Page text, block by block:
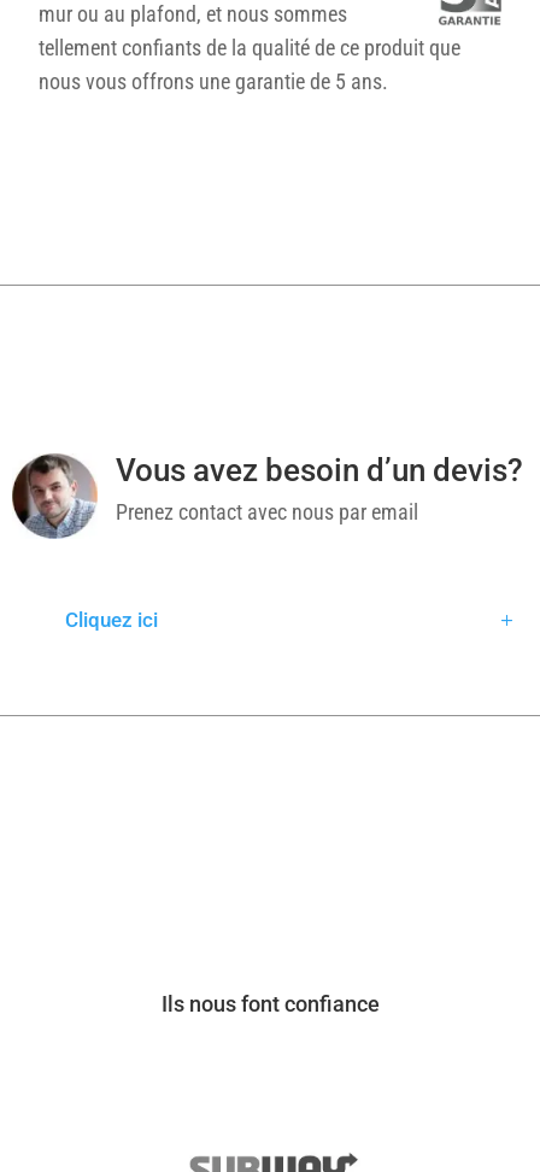
mur ou au plafond, et nous sommes
tellement confiants de la qualité de ce produit que
nous vous offrons une garantie de 5 ans.
Vous avez besoin d’un devis?
Prenez contact avec nous par email
Cliquez ici
Ils nous font confiance